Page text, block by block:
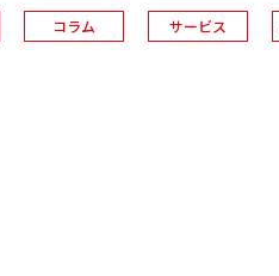
コラム サービス